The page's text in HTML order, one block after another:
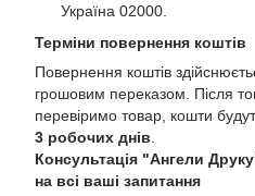
Україна 02000.
Терміни повернення коштів
Повернення коштів
грошовим переказом. Після
перевіримо товар, кошти
3 робочих днів
Консультація "Ангели
на всі ваші запитання